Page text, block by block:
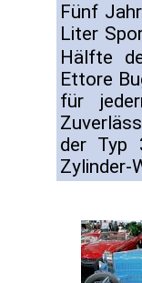
Fünf
Liter
Hälfte
Ettore
für
der Typ
Zylinder-